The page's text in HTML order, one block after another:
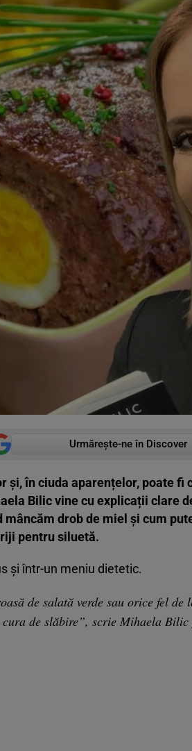
Urmărește-ne în Discover
și, în ciuda aparențelor, poate fi
Bilic vine cu explicații clare
drob de miel și cum
pentru siluetă.
și într-un meniu dietetic.
de salată verde sau orice fel de
de slăbire”, scrie Mihaela Bilic